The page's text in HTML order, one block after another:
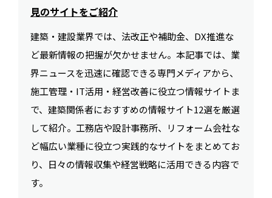
見のサイトをご紹介
建築・建設業界では、法改正や補助金、DX推進な
ど最新情報の把握が欠かせません。本記事では、業
界ニュースを迅速に確認できる専門メディアから、
施工管理・IT活用・経営改善に役立つ情報サイトま
で、建築関係者におすすめの情報サイト12選を厳選
して紹介。工務店や設計事務所、リフォーム会社な
ど幅広い業種に役立つ実践的なサイトをまとめてお
り、日々の情報収集や経営戦略に活用できる内容で
す。